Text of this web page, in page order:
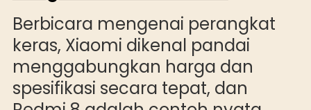
Berbicara mengenai perangkat
keras, Xiaomi dikenal pandai
menggabungkan harga dan
spesifikasi secara tepat, dan